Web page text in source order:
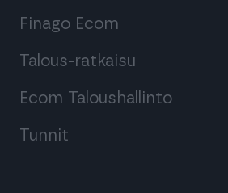
Finago Ecom
Talous-ratkaisu
Ecom Taloushallinto
Tunnit